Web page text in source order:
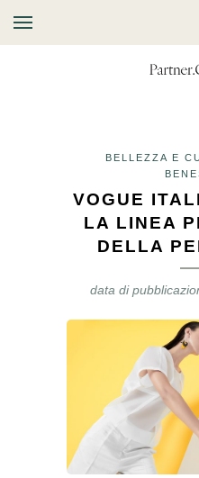
BELLEZZA E
VOGUE
LA LINEA
DELLA
data di